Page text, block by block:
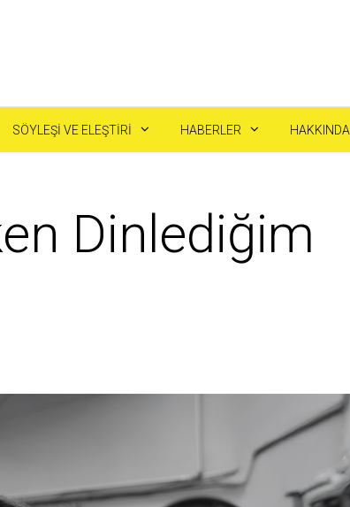
SÖYLEŞI VE ELEŞTIRI HABERLER HAKKINDA
Dinlediğim